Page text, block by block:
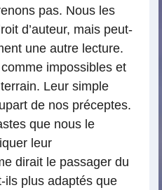
pas. Nous les
d’auteur, mais peut-
une autre lecture.
impossibles et
Leur simple
de nos préceptes.
que nous le
leur
dirait le passager du
ils plus adaptés que